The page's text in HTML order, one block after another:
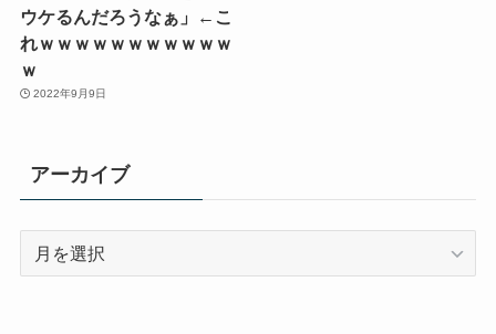
ウケるんだろうなぁ」←こ
れｗｗｗｗｗｗｗｗｗｗｗ
ｗ
2022年9月9日
アーカイブ